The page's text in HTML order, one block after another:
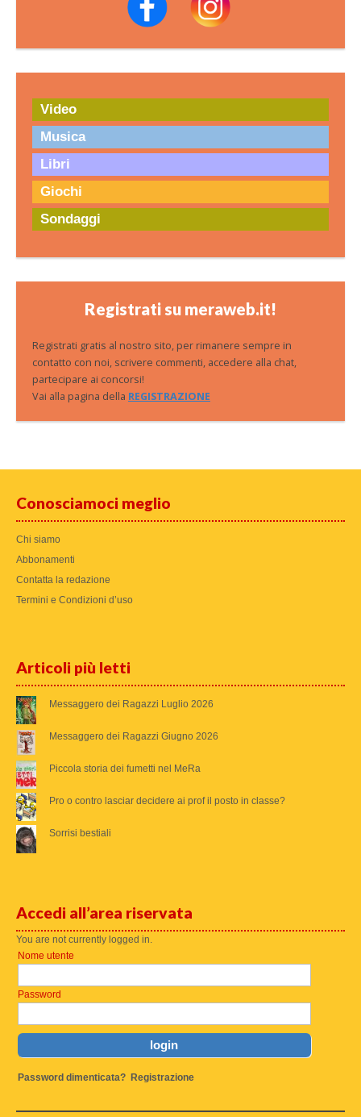
Video
Musica
Libri
Giochi
Sondaggi
Registrati su meraweb.it!
Registrati gratis al nostro sito, per rimanere sempre in
contatto con noi, scrivere commenti, accedere alla chat,
partecipare ai concorsi!
Vai alla pagina della REGISTRAZIONE
Conosciamoci meglio
Chi siamo
Abbonamenti
Contatta la redazione
Termini e Condizioni d’uso
Articoli più letti
Messaggero dei Ragazzi Luglio 2026
Messaggero dei Ragazzi Giugno 2026
Piccola storia dei fumetti nel MeRa
Pro o contro lasciar decidere ai prof il posto in classe?
Sorrisi bestiali
Accedi all’area riservata
You are not currently logged in.
Nome utente
Password
Password dimenticata? Registrazione